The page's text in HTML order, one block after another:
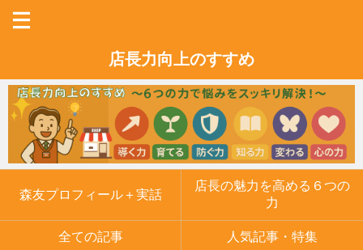
店長力向上のすすめ
森友プロフィール＋実話
店長の魅力を高める６つの
力
全ての記事 人気記事・特集